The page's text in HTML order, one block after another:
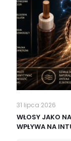
31 lipca 2026
WŁOSY JAKO
WPŁYWA NA